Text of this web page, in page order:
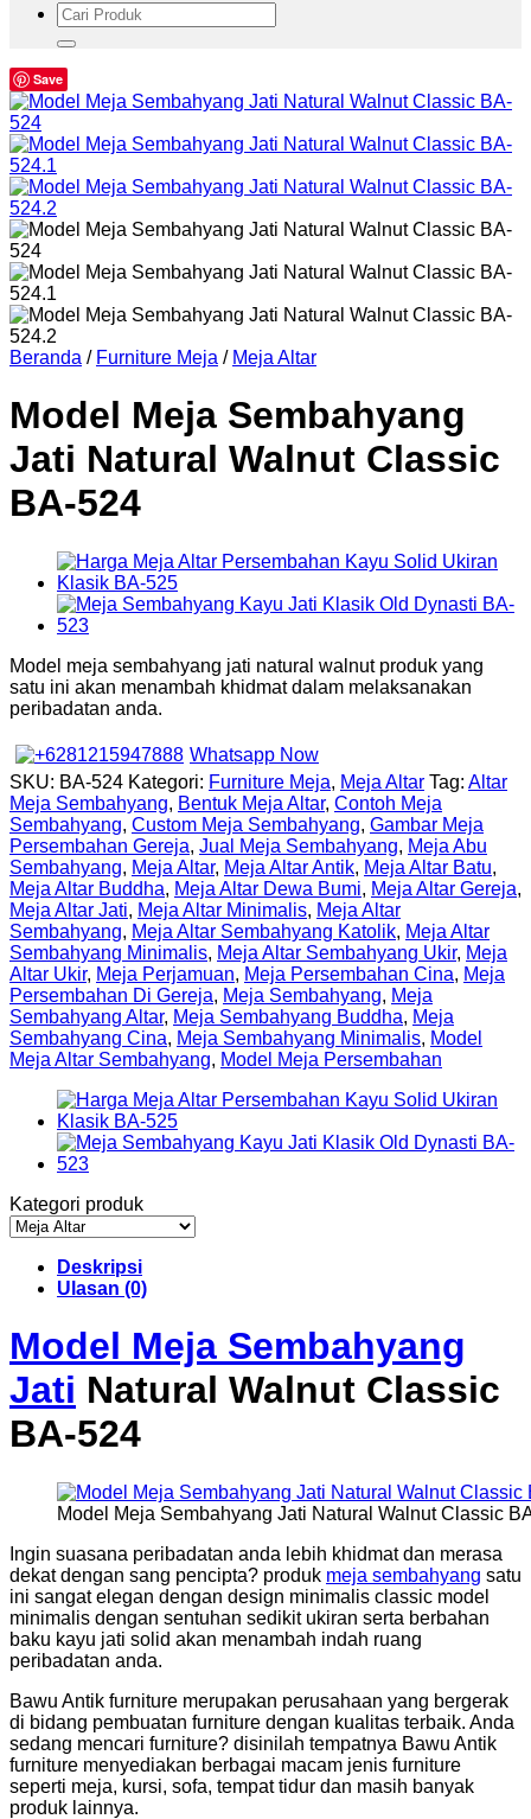
Pencarian
untuk:
Save
Beranda / Furniture Meja / Meja Altar
Model Meja Sembahyang
Jati Natural Walnut Classic
BA-524
Model meja sembahyang jati natural walnut produk yang
satu ini akan menambah khidmat dalam melaksanakan
peribadatan anda.
Whatsapp Now
SKU: BA-524 Kategori: Furniture Meja, Meja Altar Tag: Altar
Meja Sembahyang, Bentuk Meja Altar, Contoh Meja
Sembahyang, Custom Meja Sembahyang, Gambar Meja
Persembahan Gereja, Jual Meja Sembahyang, Meja Abu
Sembahyang, Meja Altar, Meja Altar Antik, Meja Altar Batu,
Meja Altar Buddha, Meja Altar Dewa Bumi, Meja Altar Gereja,
Meja Altar Jati, Meja Altar Minimalis, Meja Altar
Sembahyang, Meja Altar Sembahyang Katolik, Meja Altar
Sembahyang Minimalis, Meja Altar Sembahyang Ukir, Meja
Altar Ukir, Meja Perjamuan, Meja Persembahan Cina, Meja
Persembahan Di Gereja, Meja Sembahyang, Meja
Sembahyang Altar, Meja Sembahyang Buddha, Meja
Sembahyang Cina, Meja Sembahyang Minimalis, Model
Meja Altar Sembahyang, Model Meja Persembahan
Kategori produk
Deskripsi
Ulasan (0)
Model Meja Sembahyang
Jati Natural Walnut Classic
BA-524
Model Meja Sembahyang Jati Natural Walnut Classic
Ingin suasana peribadatan anda lebih khidmat dan merasa
dekat dengan sang pencipta? produk meja sembahyang satu
ini sangat elegan dengan design minimalis classic model
minimalis dengan sentuhan sedikit ukiran serta berbahan
baku kayu jati solid akan menambah indah ruang
peribadatan anda.
Bawu Antik furniture merupakan perusahaan yang bergerak
di bidang pembuatan furniture dengan kualitas terbaik. Anda
sedang mencari furniture? disinilah tempatnya Bawu Antik
furniture menyediakan berbagai macam jenis furniture
seperti meja, kursi, sofa, tempat tidur dan masih banyak
produk lainnya.